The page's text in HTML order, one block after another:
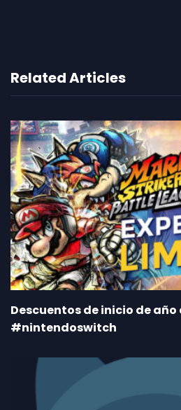
Related Articles
Descuentos de inicio de año
#nintendoswitch